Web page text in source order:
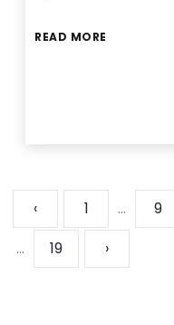
READ MORE
‹ 1 … 9
…
19 ›